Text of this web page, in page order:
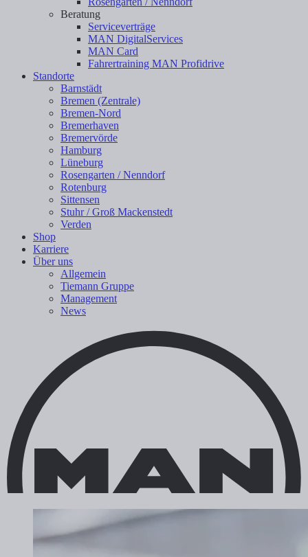
Beratung
Serviceverträge
MAN DigitalServices
MAN Card
Fahrertraining MAN Profidrive
Standorte
Barnstädt
Bremen (Zentrale)
Bremen-Nord
Bremerhaven
Bremervörde
Hamburg
Lüneburg
Rosengarten / Nenndorf
Rotenburg
Sittensen
Stuhr / Groß Mackenstedt
Verden
Shop
Karriere
Über uns
Allgemein
Tiemann Gruppe
Management
News